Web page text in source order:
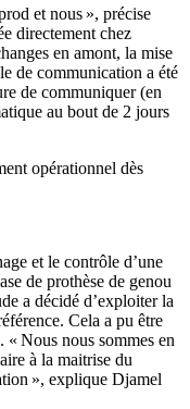
et nous », précise
directement chez
en amont, la mise
de communication a été
de communiquer (en
au bout de 2 jours
opérationnel dès
et le contrôle d’une
de prothèse de genou
a décidé d’exploiter la
Cela a pu être
Nous nous sommes en
à la maitrise du
», explique Djamel